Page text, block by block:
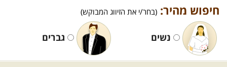
חיפוש מהיר: (בחר/י את הזיווג המבוקש)
נשים גברים